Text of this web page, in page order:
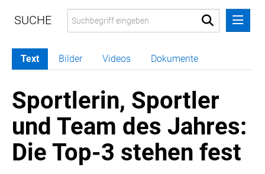
MELDUNGEN
COCA-COLA
COCA-COLA HBC ÖSTERREICH
RÖMERQUELLE
ÖSTERREICHISCHE SPORTHILFE
Text Bilder Videos Dokumente
Sportlerin, Sportler
und Team des Jahres:
Die Top-3 stehen fest